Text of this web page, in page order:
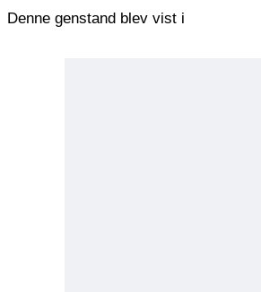
Denne genstand blev vist i